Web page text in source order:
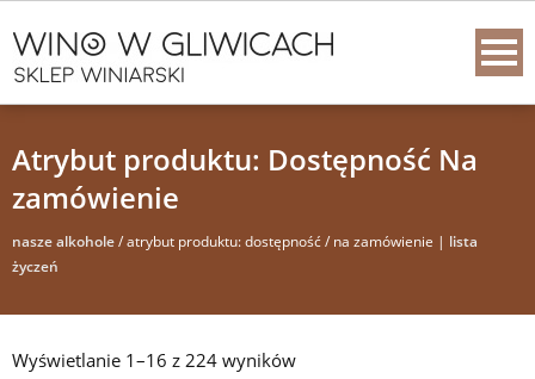
Atrybut produktu: Dostępność Na
zamówienie
nasze alkohole/ atrybut produktu: dostępność / na zamówienie | lista
życzeń
Wyświetlanie 1–16 z 224 wyników